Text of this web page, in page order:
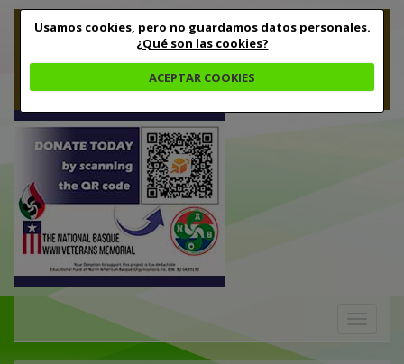
Usamos cookies, pero no guardamos datos personales.
¿Qué son las cookies?
ACEPTAR COOKIES